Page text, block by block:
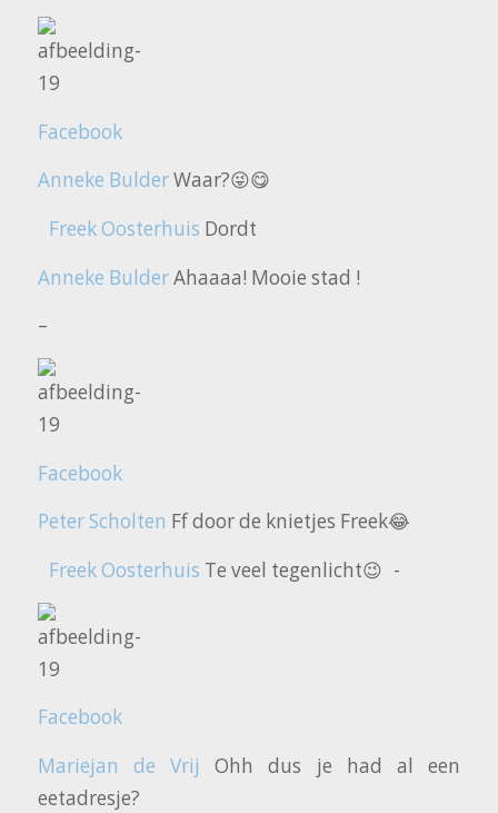
Facebook
Anneke BulderWaar?😜😋
Freek Oosterhuis Dordt
Anneke BulderAhaaaa! Mooie stad !
–
Facebook
Peter Scholten Ff door de knietjes Freek😂
Freek Oosterhuis Te veel tegenlicht😉 -
Facebook
Mariejan de Vrij Ohh dus je had al een
eetadresje?